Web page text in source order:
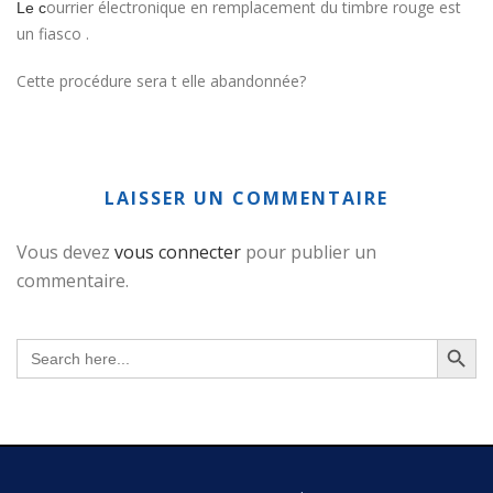
Le courrier électronique en remplacement du timbre rouge est
un fiasco .
Cette procédure sera t elle abandonnée?
LAISSER UN COMMENTAIRE
Vous devez vous connecter pour publier un
commentaire.
Search
for:
Search Button